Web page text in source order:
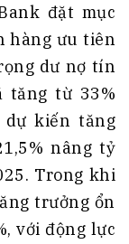
đặt mục
hàng ưu tiên
dư nợ tín
tăng từ 33%
dự kiến tăng
nâng tỷ
Trong khi
trưởng ổn
với động lực